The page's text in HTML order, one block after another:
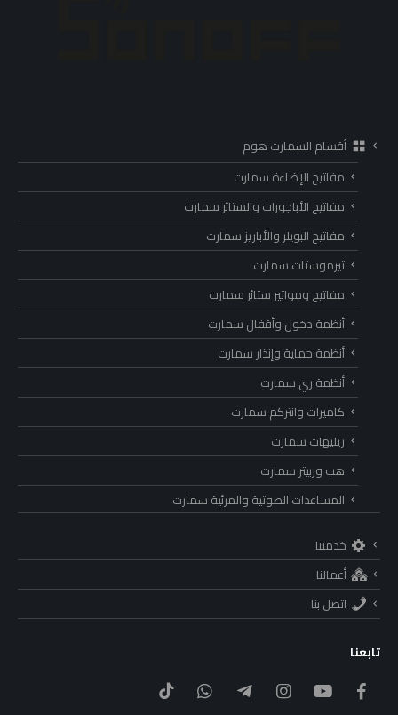
أقسام السمارت هوم
مفاتيح الإضاءة سمارت
مفاتيح الأباجورات والستائر سمارت
مفاتيح البويلر والأباريز سمارت
ثيرموستات سمارت
مفاتيح ومواتير ستائر سمارت
أنظمة دخول وأقفال سمارت
أنظمة حماية وإنذار سمارت
أنظمة ري سمارت
كاميرات وانتركم سمارت
ريليهات سمارت
هب وربيتر سمارت
المساعدات الصوتية والمرئية سمارت
خدمتنا
أعمالنا
اتصل بنا
تابعنا